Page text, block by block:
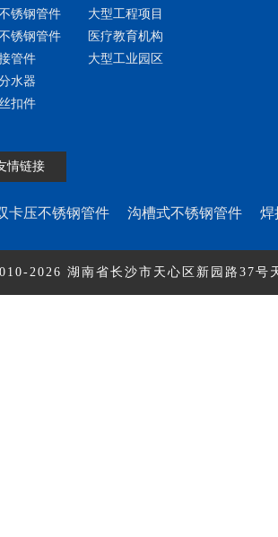
锈钢管件
锈钢管件
管件
水器
扣件
大型工程项目
医疗教育机构
大型工业园区
情链接
卡压不锈钢管件 沟槽式不锈钢管件 焊
2026 湖南省长沙市天心区新园路37